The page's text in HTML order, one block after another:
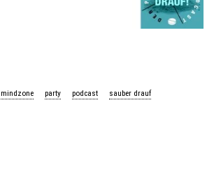
mindzone party podcast sauber drauf